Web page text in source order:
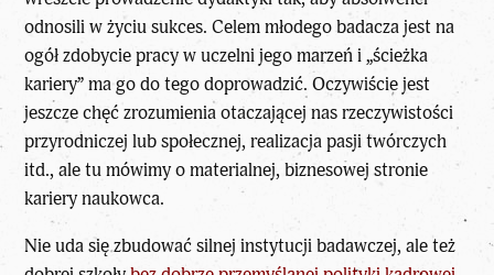
odnosili w życiu sukces. Celem młodego badacza jest na
ogół zdobycie pracy w uczelni jego marzeń i „ścieżka
kariery” ma go do tego doprowadzić. Oczywiście jest
jeszcze chęć zrozumienia otaczającej nas rzeczywistości
przyrodniczej lub społecznej, realizacja pasji twórczych
itd., ale tu mówimy o materialnej, biznesowej stronie
kariery naukowca.
Nie uda się zbudować silnej instytucji badawczej, ale też